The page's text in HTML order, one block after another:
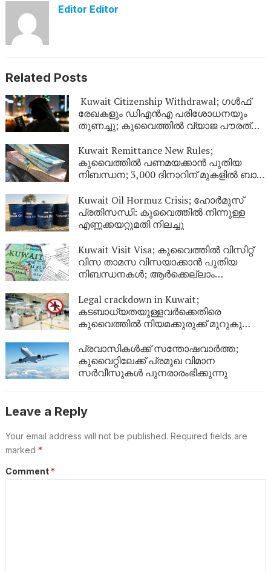
Editor Editor
Related Posts
Kuwait Citizenship Withdrawal; ഗൾഫ്
രേഖകളും ഡിഎൻഎ പരിശോധനയും
തുണച്ചു; കുവൈത്തിൽ വ്യാജ പൗരത്വം
Kuwait Remittance New Rules;
കുവൈത്തിൽ പണമയക്കാൻ പുതിയ
നിബന്ധന; 3,000 ദിനാറിന് മുകളിൽ ബാങ്ക്
Kuwait Oil Hormuz Crisis; ഹോർമുസ്
പ്രതിസന്ധി: കുവൈത്തിൽ നിന്നുള്ള
എണ്ണക്കയറ്റുമതി നിലച്ചു
Kuwait Visit Visa; കുവൈത്തിൽ വിസിറ്റ്
വിസ താമസ വിസയാക്കാൻ പുതിയ
നിബന്ധനകൾ; ആർക്കെല്ലാം
Legal crackdown in Kuwait;
കടബാധ്യതയുള്ളവർക്കെതിരെ
കുവൈത്തിൽ നിയമക്കുരുക്ക് മുറുകുന്നു;
യാത്രാവിലക്ക്
പ്രവാസികൾക്ക് സന്തോഷവാർത്ത;
കുവൈറ്റിലേക്ക് പ്രമുഖ വിമാന
സർവീസുകൾ പുനരാരംഭിക്കുന്നു
Leave a Reply
Your email address will not be published. Required fields are
marked *
Comment *